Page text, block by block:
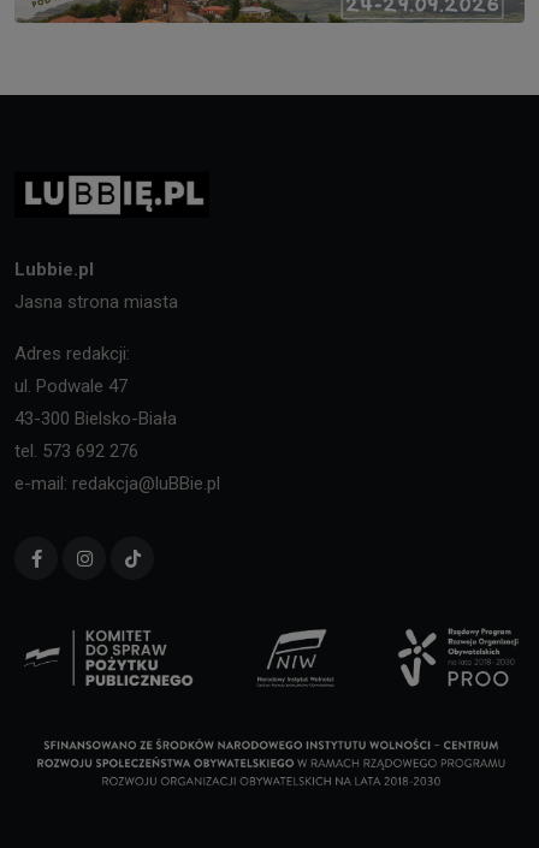
Lubbie.pl
Jasna strona miasta
Adres redakcji:
ul. Podwale 47
43-300 Bielsko-Biała
tel. 573 692 276
e-mail: redakcja@luBBie.pl